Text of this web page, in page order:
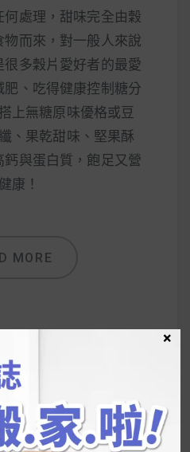
何處理，甜味完全由穀
而來，對一般人來說
多穀片愛好者的最愛
、吃得健康控制糖分
上無糖原味優格或豆
、果乾甜味、堅果酥
鈣與蛋白質，飽足又營
康！
MORE
×